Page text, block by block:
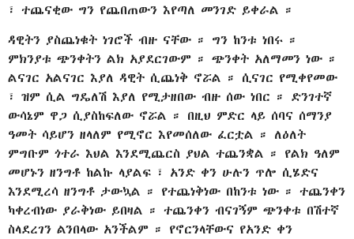
፣ ተጨናቂው ግን የጨበጠውን እየጣለ መንገድ ይቀራል ።
ዳዊትን ያስጨነቁት ነገሮች ብዙ ናቸው ። ግን ከንቱ ነበሩ ።
ምክንያቱ ጭንቀትን ልክ አያደርገውም ። ጭንቀት አለማመን ነው ።
ልናገር አልናገር እያለ ዳዊት ሲጨነቅ ኖሯል ። ሲናገር የሚቀየመው
፣ ዝም ሲል ግዴለሽ እያለ የሚታዘበው ብዙ ሰው ነበር ። ድንገተኛ
ውሳኔም ዋጋ ሲያስከፍለው ኖሯል ። በዚህ ምድር ላይ ሰባና ሰማንያ
ዓመት ሳይሆን ዘላለም የሚኖር እየመሰለው ፈርቷል ። ለዕለት
ምግቡም ጎተራ እህል እንደሚጨርስ ያህል ተጨንቋል ። የልክ ዓለም
መሆኑን ዘንግቶ ከልኩ ላያልፍ ፣ አንድ ቀን ሁሉን ጥሎ ሲሄድና
እንደሚረሳ ዘንግቶ ታውኳል ። የተጨነቅነው በከንቱ ነው ። ተጨንቀን
ካቀረብነው ያራቅነው ይበዛል ። ተጨንቀን ብናገኝም ጭንቀቱ በሽተኛ
ስላደረገን ልንበላው አንችልም ። የኖርንላቸውና የአንድ ቀን